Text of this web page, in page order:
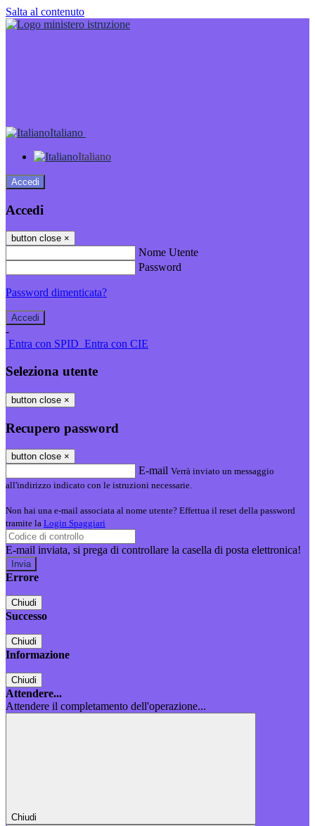
Salta al contenuto
Italiano
Italiano
Accedi
Accedi
button close ×
Nome Utente
Password
Password dimenticata?
-
Entra con SPID Entra con CIE
Seleziona utente
button close ×
Recupero password
button close ×
E-mail Verrà inviato un messaggio
all'indirizzo indicato con le istruzioni necessarie.
Non hai una e-mail associata al nome utente? Effettua il reset della password
tramite la Login Spaggiari
E-mail inviata, si prega di controllare la casella di posta elettronica!
Errore
Chiudi
Successo
Chiudi
Informazione
Chiudi
Attendere...
Attendere il completamento dell'operazione...
Chiudi